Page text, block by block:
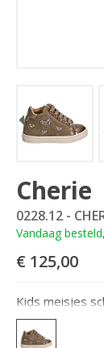
Cherie
0228.12 -
Vandaag
€ 125,00
Kids meisjes